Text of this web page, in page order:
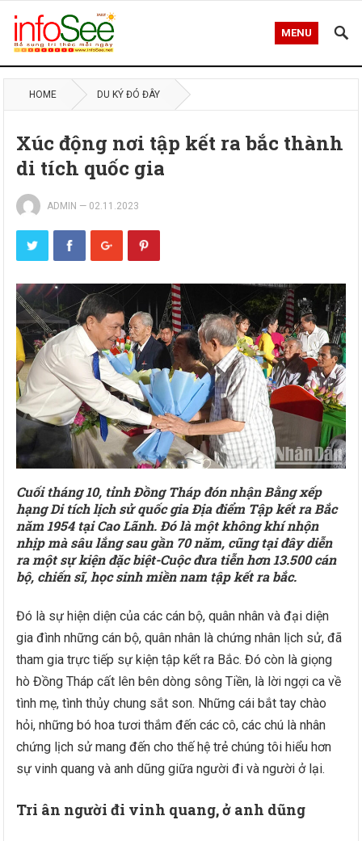
MENU
HOME DU KÝ ĐÓ ĐÂY
Xúc động nơi tập kết ra bắc thành
di tích quốc gia
ADMIN — 02.11.2023
Cuối tháng 10, tỉnh Đồng Tháp đón nhận Bằng xếp
hạng Di tích lịch sử quốc gia Địa điểm Tập kết ra Bắc
năm 1954 tại Cao Lãnh. Đó là một không khí nhộn
nhịp mà sâu lắng sau gần 70 năm, cũng tại đây diễn
ra một sự kiện đặc biệt-Cuộc đưa tiễn hơn 13.500 cán
bộ, chiến sĩ, học sinh miền nam tập kết ra bắc.
Đó là sự hiện diện của các cán bộ, quân nhân và đại diện
gia đình những cán bộ, quân nhân là chứng nhân lịch sử, đã
tham gia trực tiếp sự kiện tập kết ra Bắc. Đó còn là giọng
hò Đồng Tháp cất lên bên dòng sông Tiền, là lời ngợi ca về
tình mẹ, tình thủy chung sắt son. Những cái bắt tay chào
hỏi, những bó hoa tươi thắm đến các cô, các chú là nhân
chứng lịch sử mang đến cho thế hệ trẻ chúng tôi hiểu hơn
sự vinh quang và anh dũng giữa người đi và người ở lại.
Tri ân người đi vinh quang, ở anh dũng